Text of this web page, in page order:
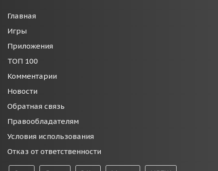
Главная
Игры
Приложения
ТОП 100
Комментарии
Новости
Обратная связь
Правообладателям
Условия использования
Отказ от ответственности